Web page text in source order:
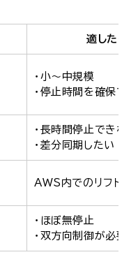
適したケ
・小～中規模
・停止時間を確保で
・長時間停止できない
・差分同期したい
AWS内でのリフト
・ほぼ無停止
・双方向制御が必要